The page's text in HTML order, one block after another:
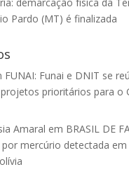
Pardo (MT) é finalizada
FUNAI: Funai e DNIT se
prioritários para o
Amaral em BRASIL DE
mercúrio detectada em